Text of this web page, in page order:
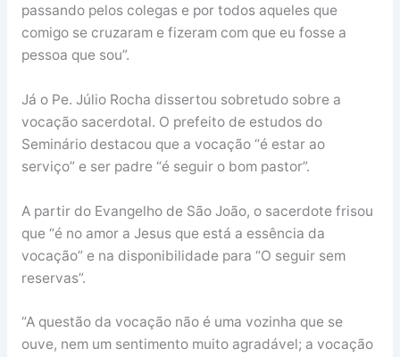
passando pelos colegas e por todos aqueles que
comigo se cruzaram e fizeram com que eu fosse a
pessoa que sou”.
Já o Pe. Júlio Rocha dissertou sobretudo sobre a
vocação sacerdotal. O prefeito de estudos do
Seminário destacou que a vocação “é estar ao
serviço” e ser padre “é seguir o bom pastor”.
A partir do Evangelho de São João, o sacerdote frisou
que “é no amor a Jesus que está a essência da
vocação” e na disponibilidade para “O seguir sem
reservas”.
“A questão da vocação não é uma vozinha que se
ouve, nem um sentimento muito agradável; a vocação